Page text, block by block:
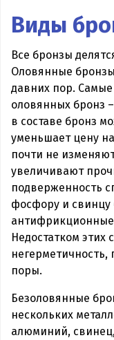
Виды
Все бронзы
Оловянные
давних пор.
оловянных бронз
в составе бронз
уменьшает цену
почти не
увеличивают
подверженность
фосфору и
антифрикционные
Недостатком этих
негерметичность,
поры.
Безоловянные
нескольких
алюминий,